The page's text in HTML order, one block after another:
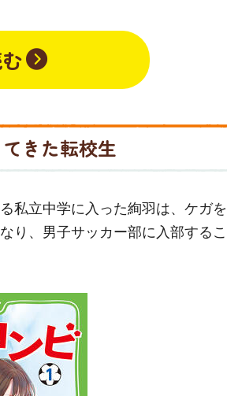
きた転校生
私立中学に入った絢羽は、ケガを
り、男子サッカー部に入部するこ